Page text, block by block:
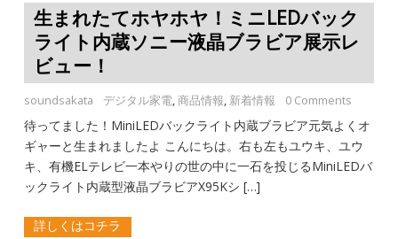
生まれたてホヤホヤ！ミニLEDバック
ライト内蔵ソニー液晶ブラビア展示レ
ビュー！
soundsakata デジタル家電,商品情報, 新着情報 0 Comments
待ってました！MiniLEDバックライト内蔵ブラビア元気よくオ
ギャーと生まれましたよ こんにちは。右も左もユウキ、ユウ
キ、有機ELテレビ一本やりの世の中に一石を投じるMiniLEDバ
ックライト内蔵型液晶ブラビアX95Kシ […]
詳しくはコチラ